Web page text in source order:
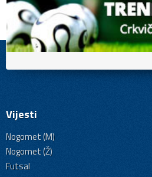
Vijesti
Nogomet (M)
Nogomet (Ž)
Futsal